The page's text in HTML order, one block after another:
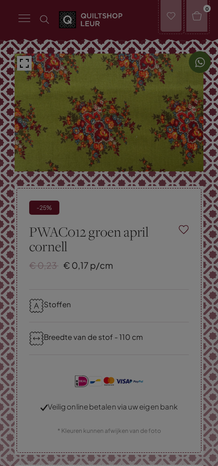
0
-25%
PWAC012 groen april
cornell
€ 0,23 € 0,17 p/cm
Stoffen
Breedte van de stof - 110 cm
Veilig online betalen via uw eigen bank
* Kleuren kunnen afwijken van de foto